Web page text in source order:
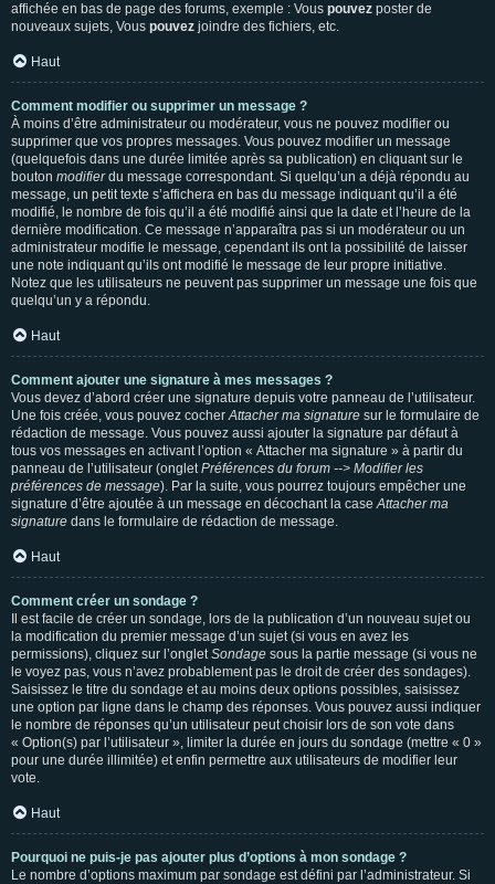
affichée en bas de page des forums, exemple : Vous pouvez poster de
nouveaux sujets, Vous pouvez joindre des fichiers, etc.
Haut
Comment modifier ou supprimer un message ?
À moins d’être administrateur ou modérateur, vous ne pouvez modifier ou
supprimer que vos propres messages. Vous pouvez modifier un message
(quelquefois dans une durée limitée après sa publication) en cliquant sur le
bouton modifierdu message correspondant. Si quelqu’un a déjà répondu au
message, un petit texte s’affichera en bas du message indiquant qu’il a été
modifié, le nombre de fois qu’il a été modifié ainsi que la date et l’heure de la
dernière modification. Ce message n’apparaîtra pas si un modérateur ou un
administrateur modifie le message, cependant ils ont la possibilité de laisser
une note indiquant qu’ils ont modifié le message de leur propre initiative.
Notez que les utilisateurs ne peuvent pas supprimer un message une fois que
quelqu’un y a répondu.
Haut
Comment ajouter une signature à mes messages ?
Vous devez d’abord créer une signature depuis votre panneau de l’utilisateur.
Une fois créée, vous pouvez cocherAttacher ma signature sur le formulaire de
rédaction de message. Vous pouvez aussi ajouter la signature par défaut à
tous vos messages en activant l’option « Attacher ma signature » à partir du
panneau de l’utilisateur (ongletPréférences du forum --> Modifier les
préférences de message). Par la suite, vous pourrez toujours empêcher une
signature d’être ajoutée à un message en décochant la caseAttacher ma
signature dans le formulaire de rédaction de message.
Haut
Comment créer un sondage ?
Il est facile de créer un sondage, lors de la publication d’un nouveau sujet ou
la modification du premier message d’un sujet (si vous en avez les
permissions), cliquez sur l’ongletSondage sous la partie message (si vous ne
le voyez pas, vous n’avez probablement pas le droit de créer des sondages).
Saisissez le titre du sondage et au moins deux options possibles, saisissez
une option par ligne dans le champ des réponses. Vous pouvez aussi indiquer
le nombre de réponses qu’un utilisateur peut choisir lors de son vote dans
« Option(s) par l’utilisateur », limiter la durée en jours du sondage (mettre « 0 »
pour une durée illimitée) et enfin permettre aux utilisateurs de modifier leur
vote.
Haut
Pourquoi ne puis-je pas ajouter plus d’options à mon sondage ?
Le nombre d’options maximum par sondage est défini par l’administrateur. Si